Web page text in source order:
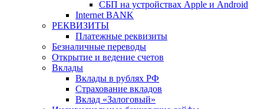
СБП на устройствах Apple и Android
Internet BANK
РЕКВИЗИТЫ
Платежные реквизиты
Безналичные переводы
Открытие и ведение счетов
Вклады
Вклады в рублях РФ
Страхование вкладов
Вклад «Залоговый»